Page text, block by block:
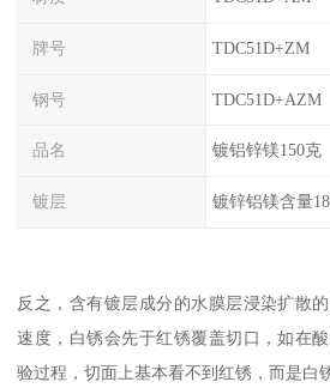
牌号 TDC51D+ZM
钢号 TDC51D+AZM
品名 镀铝锌镁150克
镀层 镀锌铝镁含量
反之，含有镀层成分的水膜层浸染扩散
速度，白锈会先于红锈覆盖切口，如在
验过程，切面上基本看不到红锈，而是白